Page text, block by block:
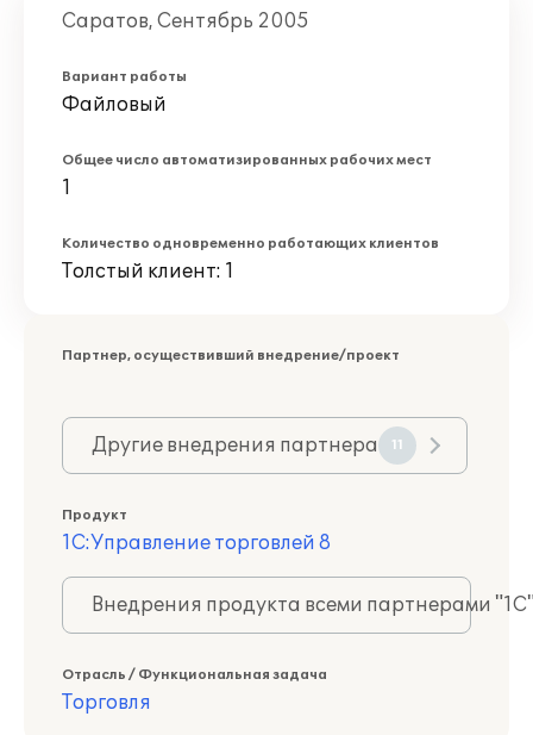
Саратов, Сентябрь 2005
Вариант работы
Файловый
Общее число автоматизированных рабочих мест
1
Количество одновременно работающих клиентов
Толстый клиент: 1
Партнер, осуществивший внедрение/проект
Другие внедрения партнера 11
Продукт
1С:Управление торговлей 8
Внедрения продукта всеми партнерами
Отрасль / Функциональная задача
Торговля